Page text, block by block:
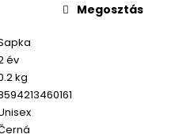
év
kg
Megosztás